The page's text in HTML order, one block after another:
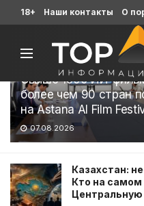
Последние
Свыше 1900 ИИ-
более чем 90 стран
на Astana AI Film
07.08.2026
Казахстан:
Кто на
18+ Наши контакты О